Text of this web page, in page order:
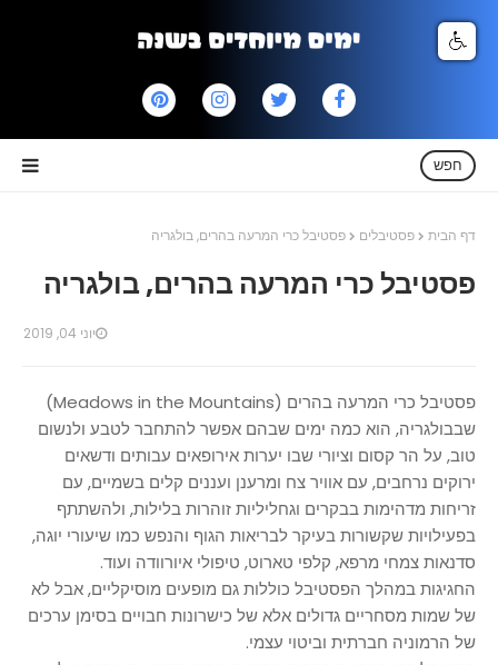
חפש
דף הבית פסטיבלים פסטיבל כרי המרעה בהרים, בולגריה
פסטיבל כרי המרעה בהרים, בולגריה
יוני 04, 2019
פסטיבל כרי המרעה בהרים (Meadows in the Mountains)
שבבולגריה, הוא כמה ימים שבהם אפשר להתחבר לטבע ולנשום
טוב, על הר קסום וציורי שבו יערות אירופאים עבותים ודשאים
ירוקים נרחבים, עם אוויר צח ומרענן ועננים קלים בשמיים, עם
זריחות מדהימות בבקרים וגחליליות זוהרות בלילות, ולהשתתף
בפעילויות שקשורות בעיקר לבריאות הגוף והנפש כמו שיעורי יוגה,
סדנאות צמחי מרפא, קלפי טארוט, טיפולי איורוודה ועוד.
החגיגות במהלך הפסטיבל כוללות גם מופעים מוסיקליים, אבל לא
של שמות מסחריים גדולים אלא של כישרונות חבויים בסימן ערכים
של הרמוניה חברתית וביטוי עצמי.